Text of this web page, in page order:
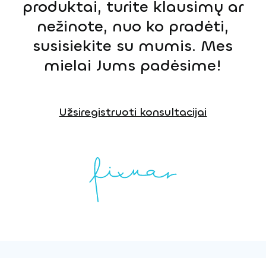
produktai, turite klausimų ar
nežinote, nuo ko pradėti,
susisiekite su mumis. Mes
mielai Jums padėsime!
Užsiregistruoti konsultacijai